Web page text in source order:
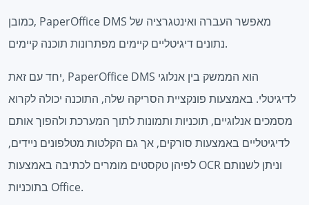
כמובן, PaperOffice DMS מאפשר העברה ואינטגרציה של
נתונים דיגיטליים קיימים מפתרונות תוכנה קיימים.
יחד עם זאת, PaperOffice DMS הוא הממשק בין אנלוגי
לדיגיטלי. באמצעות פונקציית הסריקה שלה, התוכנה יכולה לקרוא
מסמכים אנלוגיים, תוכניות ותמונות לתוך המערכת ולהפוך אותם
לדיגיטליים באמצעות סורקים, אך גם הקלטות מטלפונים ניידים,
לפיהן טקסטים מומרים לכתיבה באמצעות OCR וניתן לשנותם
בתוכניות Office.